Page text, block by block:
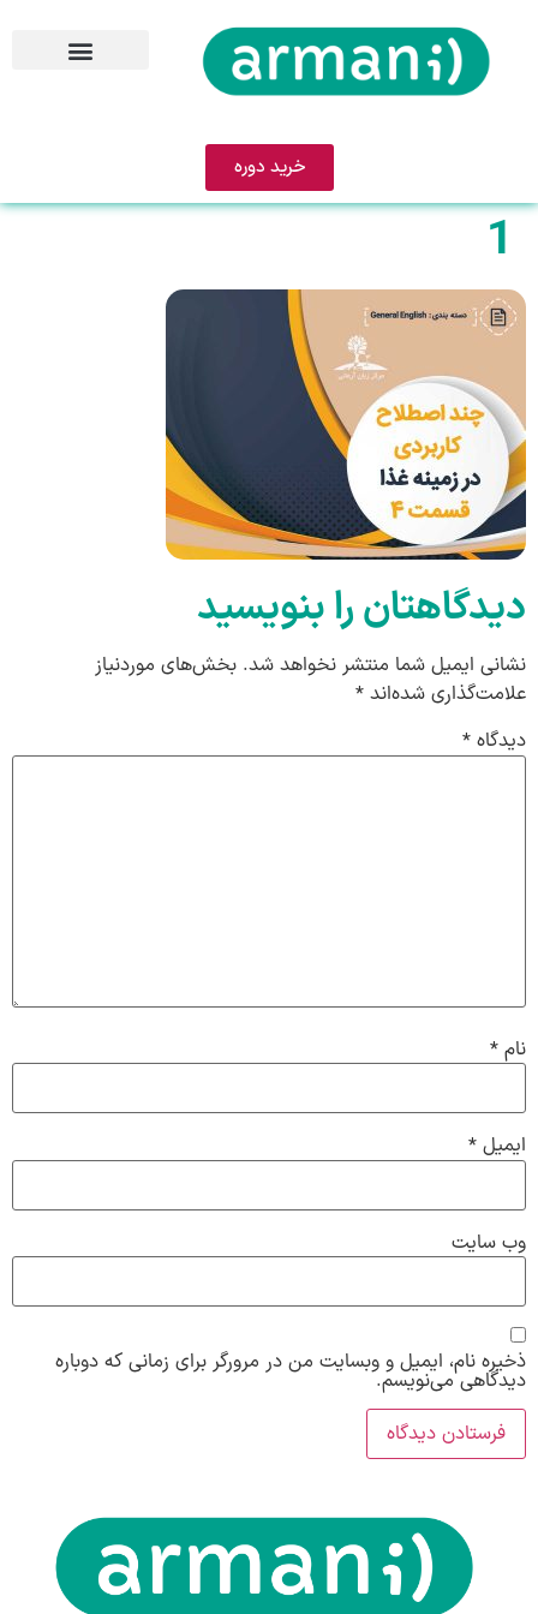
خرید دوره
1
دیدگاهتان را بنویسید
نشانی ایمیل شما منتشر نخواهد شد. بخش‌های موردنیاز
علامت‌گذاری شده‌اند *
دیدگاه *
نام *
ایمیل *
وب‌ سایت
ذخیره نام، ایمیل و وبسایت من در مرورگر برای زمانی که دوباره
دیدگاهی می‌نویسم.